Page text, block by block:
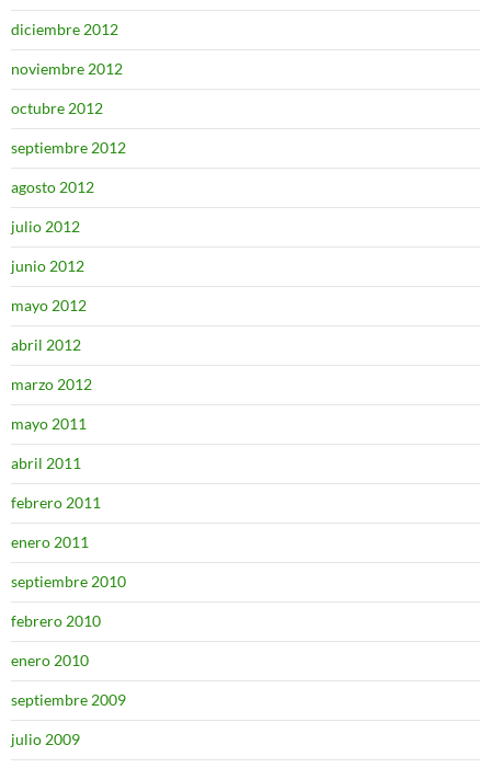
diciembre 2012
noviembre 2012
octubre 2012
septiembre 2012
agosto 2012
julio 2012
junio 2012
mayo 2012
abril 2012
marzo 2012
mayo 2011
abril 2011
febrero 2011
enero 2011
septiembre 2010
febrero 2010
enero 2010
septiembre 2009
julio 2009